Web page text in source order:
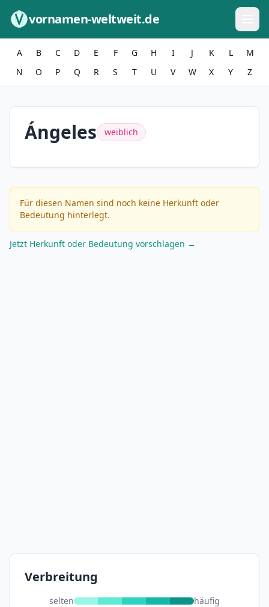
vornamen-weltweit.de
A B C D E F G H I J K L
M
N
O P Q R S T U V W X Y Z
Ángeles weiblich
Für diesen Namen sind noch keine Herkunft oder
Bedeutung hinterlegt.
Jetzt Herkunft oder Bedeutung vorschlagen →
Verbreitung
selten häufig